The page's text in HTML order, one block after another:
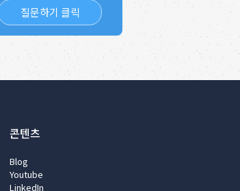
질문하기 클릭
콘텐츠
Blog
Youtube
LinkedIn